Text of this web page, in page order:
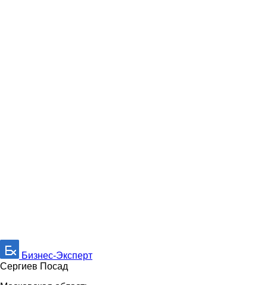
Бизнес-Эксперт
Сергиев Посад